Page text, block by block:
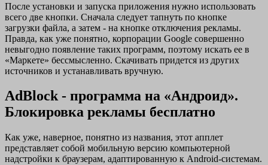
После установки и запуска приложения нужно использовать
всего две кнопки. Сначала следует тапнуть по кнопке
загрузки файла, а затем - на кнопке отключения рекламы.
Правда, как уже понятно, корпорации Google совершенно
невыгодно появление таких программ, поэтому искать ее в
«Маркете» бессмысленно. Скачивать придется из других
источников и устанавливать вручную.
AdBlock - программа на «Андроид».
Блокировка рекламы бесплатно
Как уже, наверное, понятно из названия, этот апплет
представляет собой мобильную версию компьютерной
надстройки к браузерам, адаптированную к Android-системам.